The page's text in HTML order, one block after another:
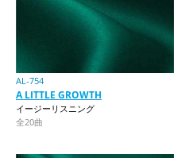
AL-754
A LITTLE GROWTH
イージーリスニング
全20曲